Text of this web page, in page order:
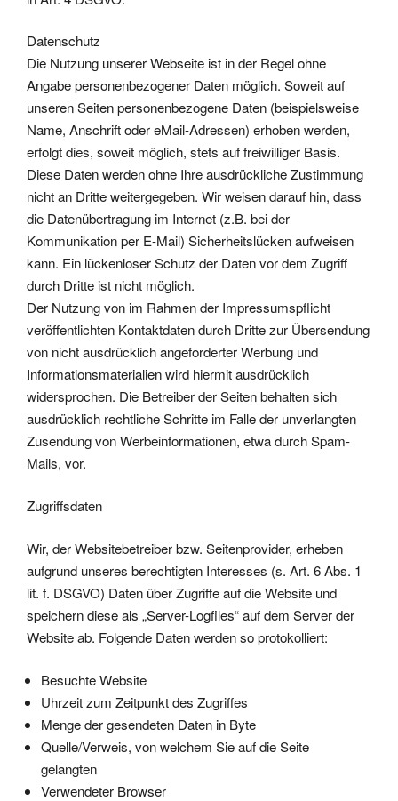
Datenschutz
Die Nutzung unserer Webseite ist in der Regel ohne
Angabe personenbezogener Daten möglich. Soweit auf
unseren Seiten personenbezogene Daten (beispielsweise
Name, Anschrift oder eMail-Adressen) erhoben werden,
erfolgt dies, soweit möglich, stets auf freiwilliger Basis.
Diese Daten werden ohne Ihre ausdrückliche Zustimmung
nicht an Dritte weitergegeben. Wir weisen darauf hin, dass
die Datenübertragung im Internet (z.B. bei der
Kommunikation per E-Mail) Sicherheitslücken aufweisen
kann. Ein lückenloser Schutz der Daten vor dem Zugriff
durch Dritte ist nicht möglich.
Der Nutzung von im Rahmen der Impressumspflicht
veröffentlichten Kontaktdaten durch Dritte zur Übersendung
von nicht ausdrücklich angeforderter Werbung und
Informationsmaterialien wird hiermit ausdrücklich
widersprochen. Die Betreiber der Seiten behalten sich
ausdrücklich rechtliche Schritte im Falle der unverlangten
Zusendung von Werbeinformationen, etwa durch Spam-
Mails, vor.
Zugriffsdaten
Wir, der Websitebetreiber bzw. Seitenprovider, erheben
aufgrund unseres berechtigten Interesses (s. Art. 6 Abs. 1
lit. f. DSGVO) Daten über Zugriffe auf die Website und
speichern diese als „Server-Logfiles“ auf dem Server der
Website ab. Folgende Daten werden so protokolliert:
Besuchte Website
Uhrzeit zum Zeitpunkt des Zugriffes
Menge der gesendeten Daten in Byte
Quelle/Verweis, von welchem Sie auf die Seite
gelangten
Verwendeter Browser